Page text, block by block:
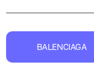
BALENCIAGA